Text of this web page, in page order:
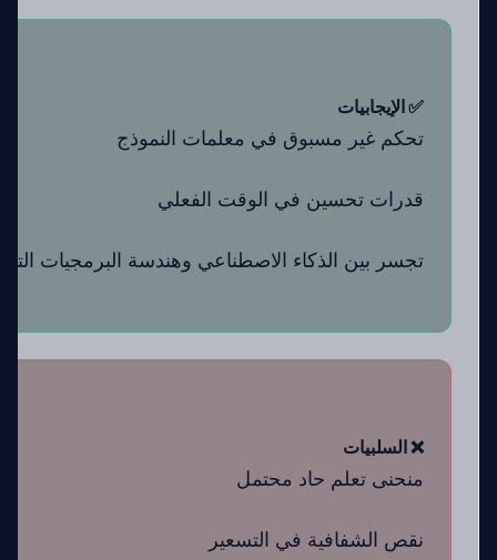
✅ الإيجابيات
تحكم غير مسبوق في معلمات النموذج
قدرات تحسين في الوقت الفعلي
تجسر بين الذكاء الاصطناعي وهندسة البرمجيات
❌ السلبيات
منحنى تعلم حاد محتمل
نقص الشفافية في التسعير